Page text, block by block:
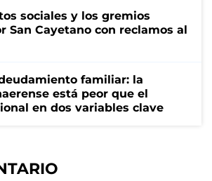
sociales y los gremios
San Cayetano con reclamos al
familiar: la
está peor que el
en dos variables clave